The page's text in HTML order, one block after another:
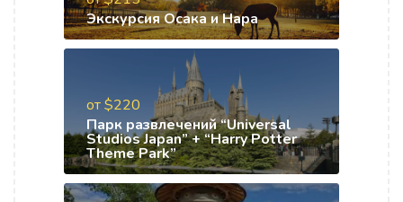
Экскурсия Осака и Нара
от $220
Парк развлечений “Universal
Studios Japan” + “Harry Potter
Theme Park”